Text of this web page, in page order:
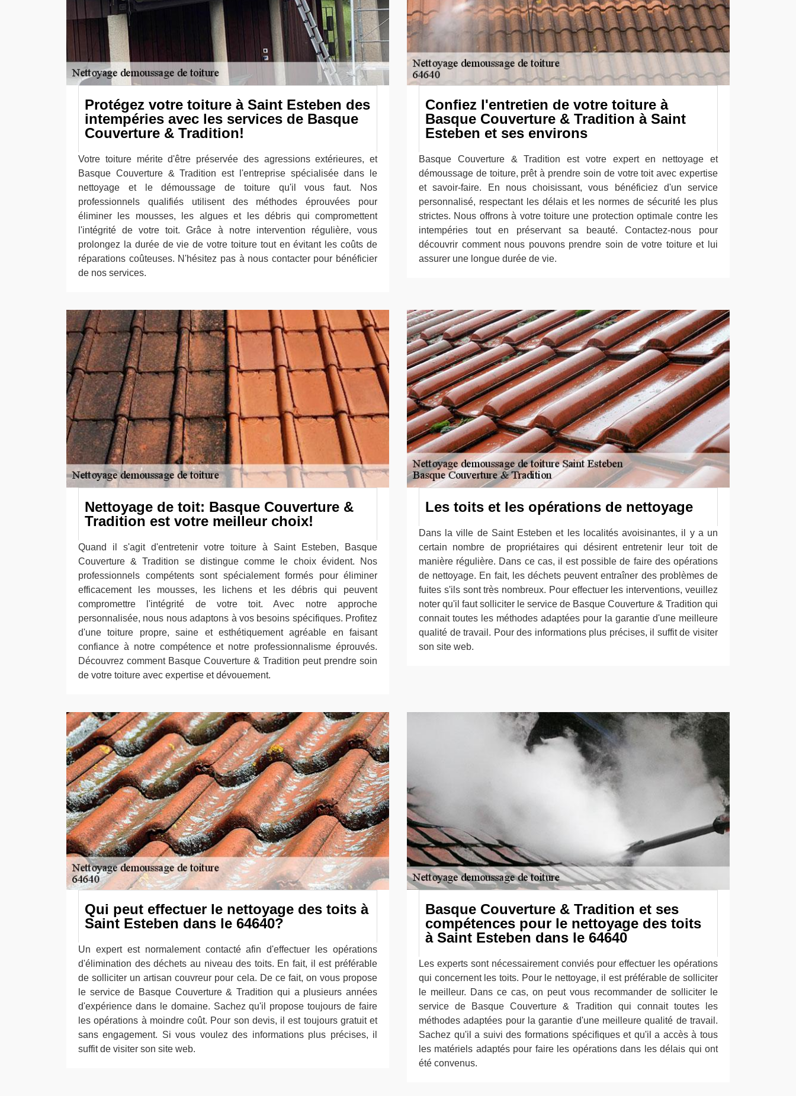
Protégez votre toiture à Saint Esteben des
intempéries avec les services de Basque
Couverture & Tradition!
Votre toiture mérite d'être préservée des agressions extérieures, et
Basque Couverture & Tradition est l'entreprise spécialisée dans le
nettoyage et le démoussage de toiture qu'il vous faut. Nos
professionnels qualifiés utilisent des méthodes éprouvées pour
éliminer les mousses, les algues et les débris qui compromettent
l'intégrité de votre toit. Grâce à notre intervention régulière, vous
prolongez la durée de vie de votre toiture tout en évitant les coûts de
réparations coûteuses. N'hésitez pas à nous contacter pour bénéficier
de nos services.
Confiez l'entretien de votre toiture à
Basque Couverture & Tradition à Saint
Esteben et ses environs
Basque Couverture & Tradition est votre expert en nettoyage et
démoussage de toiture, prêt à prendre soin de votre toit avec expertise
et savoir-faire. En nous choisissant, vous bénéficiez d'un service
personnalisé, respectant les délais et les normes de sécurité les plus
strictes. Nous offrons à votre toiture une protection optimale contre les
intempéries tout en préservant sa beauté. Contactez-nous pour
découvrir comment nous pouvons prendre soin de votre toiture et lui
assurer une longue durée de vie.
Nettoyage de toit: Basque Couverture &
Tradition est votre meilleur choix!
Quand il s'agit d'entretenir votre toiture à Saint Esteben, Basque
Couverture & Tradition se distingue comme le choix évident. Nos
professionnels compétents sont spécialement formés pour éliminer
efficacement les mousses, les lichens et les débris qui peuvent
compromettre l'intégrité de votre toit. Avec notre approche
personnalisée, nous nous adaptons à vos besoins spécifiques. Profitez
d'une toiture propre, saine et esthétiquement agréable en faisant
confiance à notre compétence et notre professionnalisme éprouvés.
Découvrez comment Basque Couverture & Tradition peut prendre soin
de votre toiture avec expertise et dévouement.
Les toits et les opérations de nettoyage
Dans la ville de Saint Esteben et les localités avoisinantes, il y a un
certain nombre de propriétaires qui désirent entretenir leur toit de
manière régulière. Dans ce cas, il est possible de faire des opérations
de nettoyage. En fait, les déchets peuvent entraîner des problèmes de
fuites s'ils sont très nombreux. Pour effectuer les interventions, veuillez
noter qu'il faut solliciter le service de Basque Couverture & Tradition qui
connait toutes les méthodes adaptées pour la garantie d'une meilleure
qualité de travail. Pour des informations plus précises, il suffit de visiter
son site web.
Qui peut effectuer le nettoyage des toits à
Saint Esteben dans le 64640?
Un expert est normalement contacté afin d'effectuer les opérations
d'élimination des déchets au niveau des toits. En fait, il est préférable
de solliciter un artisan couvreur pour cela. De ce fait, on vous propose
le service de Basque Couverture & Tradition qui a plusieurs années
d'expérience dans le domaine. Sachez qu'il propose toujours de faire
les opérations à moindre coût. Pour son devis, il est toujours gratuit et
sans engagement. Si vous voulez des informations plus précises, il
suffit de visiter son site web.
Basque Couverture & Tradition et ses
compétences pour le nettoyage des toits
à Saint Esteben dans le 64640
Les experts sont nécessairement conviés pour effectuer les opérations
qui concernent les toits. Pour le nettoyage, il est préférable de solliciter
le meilleur. Dans ce cas, on peut vous recommander de solliciter le
service de Basque Couverture & Tradition qui connait toutes les
méthodes adaptées pour la garantie d'une meilleure qualité de travail.
Sachez qu'il a suivi des formations spécifiques et qu'il a accès à tous
les matériels adaptés pour faire les opérations dans les délais qui ont
été convenus.